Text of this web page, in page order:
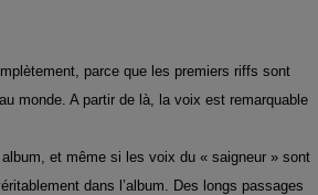
parce que les premiers riffs sont
monde. A partir de là, la voix est remarquable
et même si les voix du « saigneur » sont
dans l’album. Des longs passages